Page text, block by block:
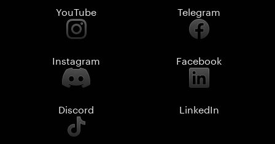
YouTube Telegram
Instagram Facebook
Discord LinkedIn